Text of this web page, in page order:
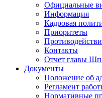
Официальные
Информация
Кадровая
Приоритеты
Контакты
Отчет главы
Документы
Положение об
Регламент
Нормативные